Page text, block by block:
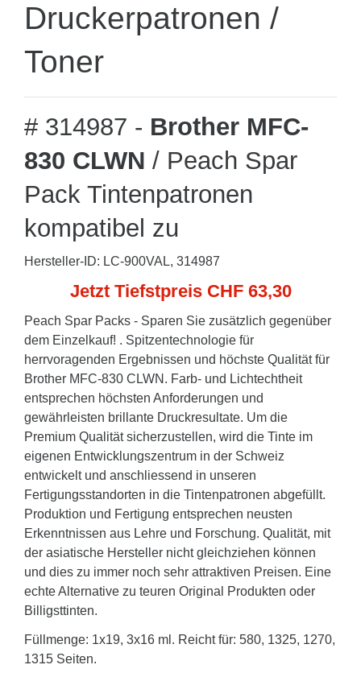
Druckerpatronen /
Toner
# 314987 - Brother MFC-
830 CLWN / Peach Spar
Pack Tintenpatronen
kompatibel zu
Hersteller-ID: LC-900VAL, 314987
Jetzt Tiefstpreis CHF 63,30
Peach Spar Packs - Sparen Sie zusätzlich gegenüber
dem Einzelkauf! . Spitzentechnologie für
herrvoragenden Ergebnissen und höchste Qualität für
Brother MFC-830 CLWN. Farb- und Lichtechtheit
entsprechen höchsten Anforderungen und
gewährleisten brillante Druckresultate. Um die
Premium Qualität sicherzustellen, wird die Tinte im
eigenen Entwicklungszentrum in der Schweiz
entwickelt und anschliessend in unseren
Fertigungsstandorten in die Tintenpatronen abgefüllt.
Produktion und Fertigung entsprechen neusten
Erkenntnissen aus Lehre und Forschung. Qualität, mit
der asiatische Hersteller nicht gleichziehen können
und dies zu immer noch sehr attraktiven Preisen. Eine
echte Alternative zu teuren Original Produkten oder
Billigsttinten.
Füllmenge: 1x19, 3x16 ml. Reicht für: 580, 1325, 1270,
1315 Seiten.